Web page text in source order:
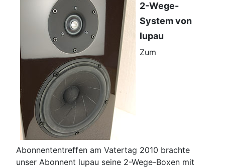
2-Wege-
System von
lupau
Zum
Abonnententreffen am Vatertag 2010 brachte
unser Abonnent lupau seine 2-Wege-Boxen mit